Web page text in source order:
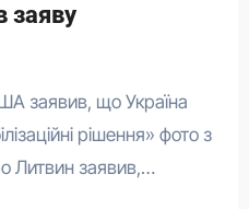
заяву
рішення» фото з
Литвин заявив,…